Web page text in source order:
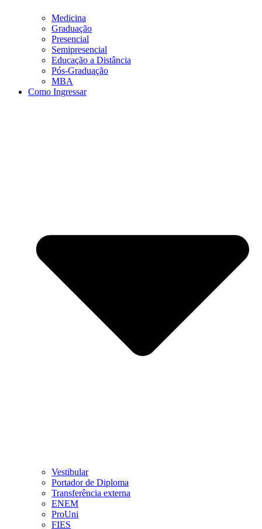
Medicina
Graduação
Presencial
Semipresencial
Educação a Distância
Pós-Graduação
MBA
Como Ingressar
Vestibular
Portador de Diploma
Transferência externa
ENEM
ProUni
FIES